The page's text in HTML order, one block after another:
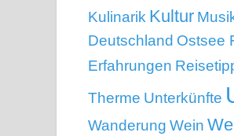
Kulinarik Kultur
Deutschland Ostsee
Erfahrungen
Therme Unterkünfte
Wanderung Wein